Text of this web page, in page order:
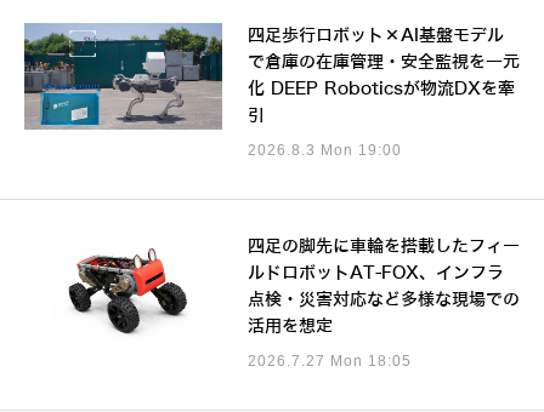
四足歩行ロボット×AI基盤モデル
で倉庫の在庫管理・安全監視を一元
化 DEEP Roboticsが物流DXを牽
引
2026.8.3 Mon 19:00
四足の脚先に車輪を搭載したフィー
ルドロボットAT-FOX、インフラ
点検・災害対応など多様な現場での
活用を想定
2026.7.27 Mon 18:05